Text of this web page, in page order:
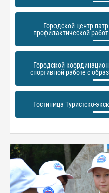
Городской центр
профилактической
Городской
спортивной работе с
Гостиница Туристско-